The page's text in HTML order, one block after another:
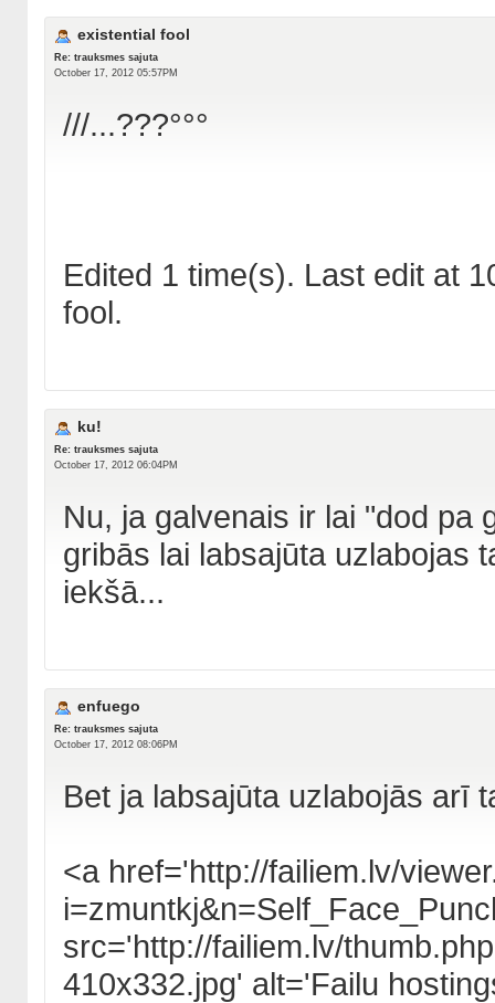
existential fool
Re: trauksmes sajuta
October 17, 2012 05:57PM
///...???°°°
Edited 1 time(s). Last edit at
fool.
ku!
Re: trauksmes sajuta
October 17, 2012 06:04PM
Nu, ja galvenais ir lai "dod pa
gribās lai labsajūta uzlabojas
iekšā...
enfuego
Re: trauksmes sajuta
October 17, 2012 08:06PM
Bet ja labsajūta uzlabojās arī
<a href='http://failiem.lv/
src='http://failiem.lv/
410x332.jpg' alt='Failu